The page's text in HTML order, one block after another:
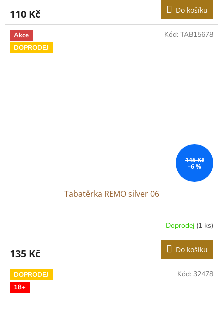
110 Kč Do košíku
Akce
DOPRODEJ
145 Kč
–6 %
Tabatěrka REMO silver 06
Doprodej (1 ks)
135 Kč Do košíku
Kód: TAB15678
DOPRODEJ
18+
Kód: 32478